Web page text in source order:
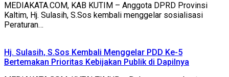
MEDIAKATA.COM, KAB KUTIM – Anggota DPRD Provinsi
Kaltim, Hj. Sulasih, S.Sos kembali menggelar sosialisasi
Peraturan…
Hj. Sulasih, S.Sos Kembali Menggelar PDD Ke-5
Bertemakan Prioritas Kebijakan Publik di Dapilnya